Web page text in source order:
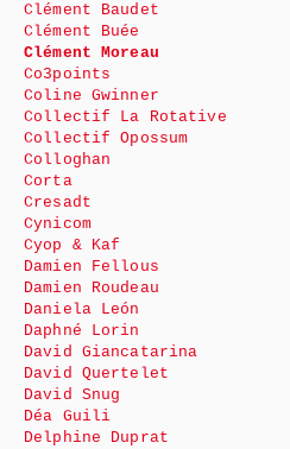
Clément Baudet
Clément Buée
Clément Moreau
Co3points
Coline Gwinner
Collectif La Rotative
Collectif Opossum
Colloghan
Corta
Cresadt
Cynicom
Cyop & Kaf
Damien Fellous
Damien Roudeau
Daniela León
Daphné Lorin
David Giancatarina
David Quertelet
David Snug
Déa Guili
Delphine Duprat